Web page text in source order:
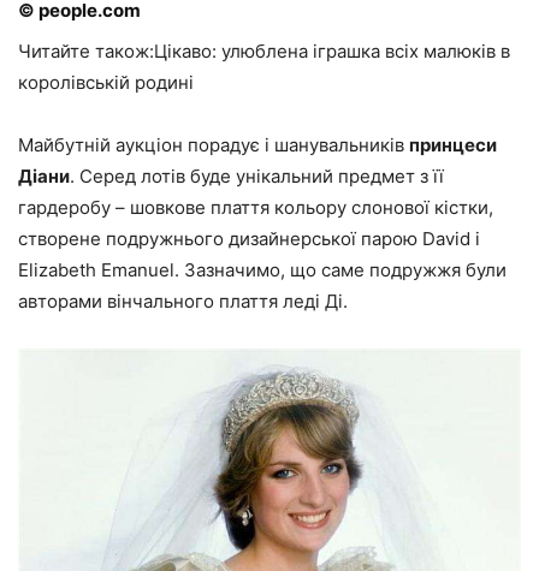
© people.com
Читайте також:Цікаво: улюблена іграшка всіх малюків в
королівській родині
Майбутній аукціон порадує і шанувальників принцеси
Діани. Серед лотів буде унікальний предмет з її
гардеробу – шовкове плаття кольору слонової кістки,
створене подружнього дизайнерської парою David і
Elizabeth Emanuel. Зазначимо, що саме подружжя були
авторами вінчального плаття леді Ді.